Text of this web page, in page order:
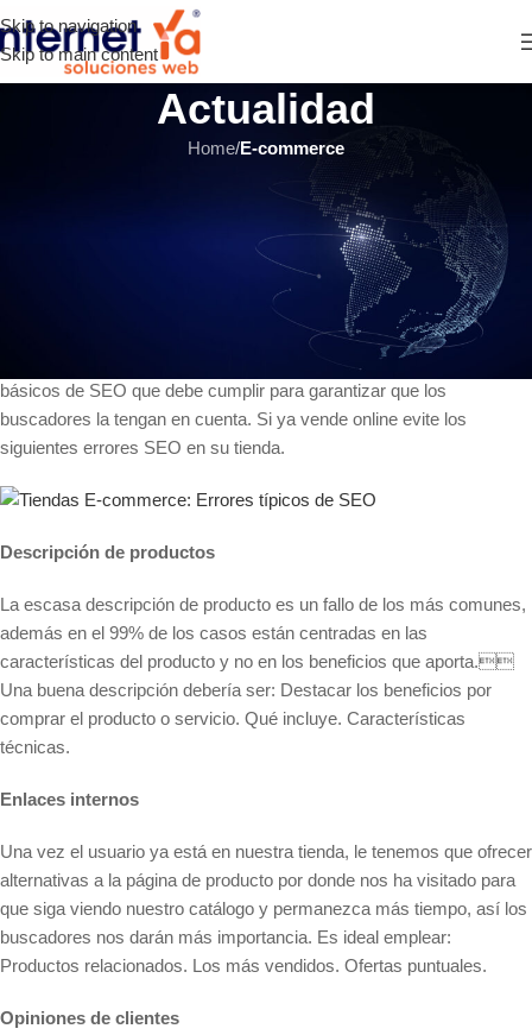
Skip to navigation
Skip to main content
Actualidad
Home/E-commerce
HOSTING Y SERVIDORES
Tiendas E-commerce: Errores
típicos de SEO
INTERNET YA Soluciones Web el 30 mayo, 2016
Una tienda online debe darle mucha importancia a los aspectos
básicos de SEO que debe cumplir para garantizar que los
buscadores la tengan en cuenta. Si ya vende online evite los
siguientes errores SEO en su tienda.
Descripción de productos
La escasa descripción de producto es un fallo de los más comunes,
además en el 99% de los casos están centradas en las
características del producto y no en los beneficios que aporta.
Una buena descripción debería ser: Destacar los beneficios por
comprar el producto o servicio. Qué incluye. Características
técnicas.
Enlaces internos
Una vez el usuario ya está en nuestra tienda, le tenemos que ofrecer
alternativas a la página de producto por donde nos ha visitado para
que siga viendo nuestro catálogo y permanezca más tiempo, así los
buscadores nos darán más importancia. Es ideal emplear:
Productos relacionados. Los más vendidos. Ofertas puntuales.
Opiniones de clientes